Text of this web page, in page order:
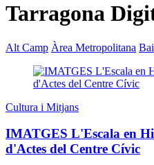
Tarragona
Alt Camp Àrea Metropolitana
Cultura i Mitjans
IMATGES L'Escala en
d'Actes del Centre Cívic